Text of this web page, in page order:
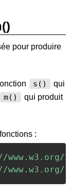
pour produire
s()
qui
m()
qui produit
: